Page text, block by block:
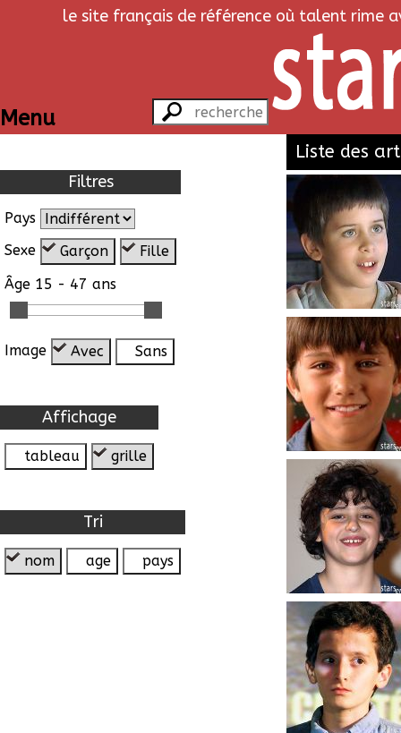
le site français de référence où talent rime
Menu
Filtres
Pays
Sexe
Garçon
Fille
Âge 15 - 47 ans
Image Avec Sans
Affichage
tableau grille
Tri
nom age pays
Liste des